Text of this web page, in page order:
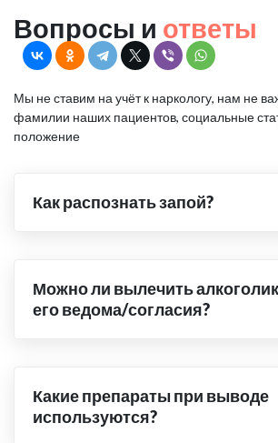
Вопросы и ответы
Мы не ставим на учёт к наркологу, нам не
фамилии наших пациентов, социальные
положение
Как распознать запой?
Можно ли вылечить
его ведома/согласия?
Какие препараты при выводе
используются?